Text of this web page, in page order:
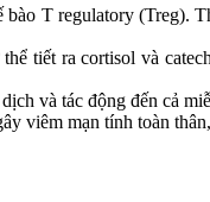
T regulatory (Treg).
tiết ra cortisol và
và tác động đến cả
viêm mạn tính toàn